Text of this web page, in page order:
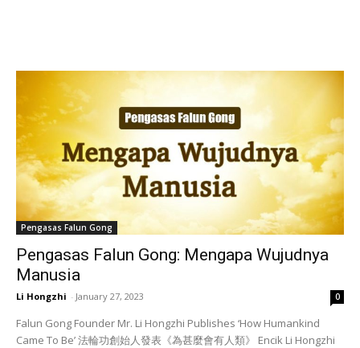
Pengasas Falun Gong
Pengasas Falun Gong: Mengapa Wujudnya
Manusia
Li Hongzhi - January 27, 2023 0
Falun Gong Founder Mr. Li Hongzhi Publishes ‘How Humankind
Came To Be’ 法輪功創始人發表《為甚麼會有人類》 Encik Li Hongzhi